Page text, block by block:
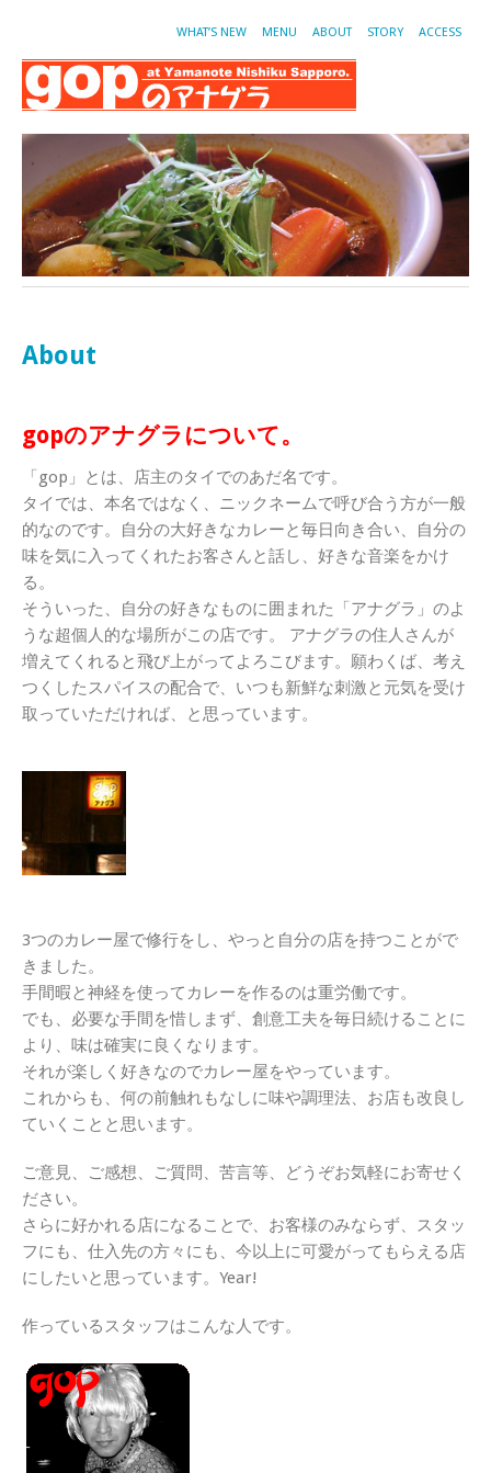
WHAT’S NEW MENU ABOUT STORY ACCESS
About
gopのアナグラについて。
「gop」とは、店主のタイでのあだ名です。
タイでは、本名ではなく、ニックネームで呼び合う方が一般
的なのです。自分の大好きなカレーと毎日向き合い、自分の
味を気に入ってくれたお客さんと話し、好きな音楽をかけ
る。
そういった、自分の好きなものに囲まれた「アナグラ」のよ
うな超個人的な場所がこの店です。 アナグラの住人さんが
増えてくれると飛び上がってよろこびます。願わくば、考え
つくしたスパイスの配合で、いつも新鮮な刺激と元気を受け
取っていただければ、と思っています。
3つのカレー屋で修行をし、やっと自分の店を持つことがで
きました。
手間暇と神経を使ってカレーを作るのは重労働です。
でも、必要な手間を惜しまず、創意工夫を毎日続けることに
より、味は確実に良くなります。
それが楽しく好きなのでカレー屋をやっています。
これからも、何の前触れもなしに味や調理法、お店も改良し
ていくことと思います。
ご意見、ご感想、ご質問、苦言等、どうぞお気軽にお寄せく
ださい。
さらに好かれる店になることで、お客様のみならず、スタッ
フにも、仕入先の方々にも、今以上に可愛がってもらえる店
にしたいと思っています。Year!
作っているスタッフはこんな人です。